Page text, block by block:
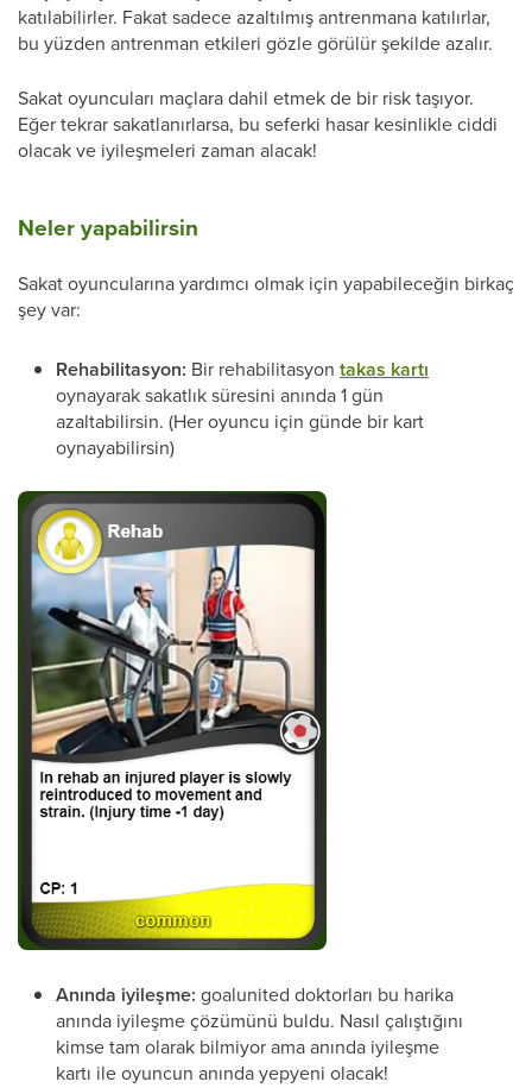
katılabilirler. Fakat sadece azaltılmış antrenmana katılırlar,
bu yüzden antrenman etkileri gözle görülür şekilde azalır.
Sakat oyuncuları maçlara dahil etmek de bir risk taşıyor.
Eğer tekrar sakatlanırlarsa, bu seferki hasar kesinlikle ciddi
olacak ve iyileşmeleri zaman alacak!
Neler yapabilirsin
Sakat oyuncularına yardımcı olmak için yapabileceğin birkaç
şey var:
Rehabilitasyon: Bir rehabilitasyon takas kartı
oynayarak sakatlık süresini anında 1 gün
azaltabilirsin. (Her oyuncu için günde bir kart
oynayabilirsin)
Anında iyileşme: goalunited doktorları bu harika
anında iyileşme çözümünü buldu. Nasıl çalıştığını
kimse tam olarak bilmiyor ama anında iyileşme
kartı ile oyuncun anında yepyeni olacak!